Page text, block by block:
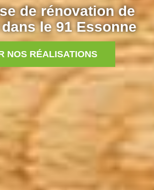
de rénovation de
le 91 Essonne
NOS RÉALISATIONS